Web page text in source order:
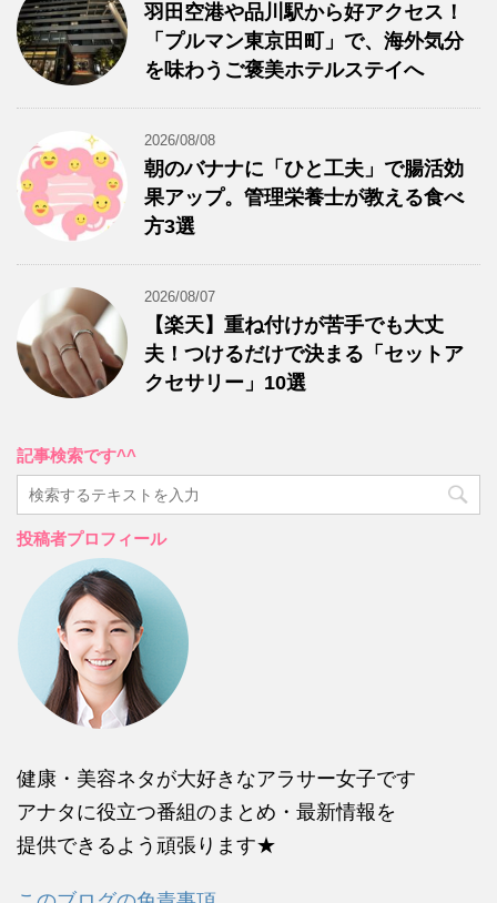
羽田空港や品川駅から好アクセス！
「プルマン東京田町」で、海外気分
を味わうご褒美ホテルステイへ
2026/08/08
朝のバナナに「ひと工夫」で腸活効
果アップ。管理栄養士が教える食べ
方3選
2026/08/07
【楽天】重ね付けが苦手でも大丈
夫！つけるだけで決まる「セットア
クセサリー」10選
記事検索です^^
投稿者プロフィール
健康・美容ネタが大好きなアラサー女子です
アナタに役立つ番組のまとめ・最新情報を
提供できるよう頑張ります★